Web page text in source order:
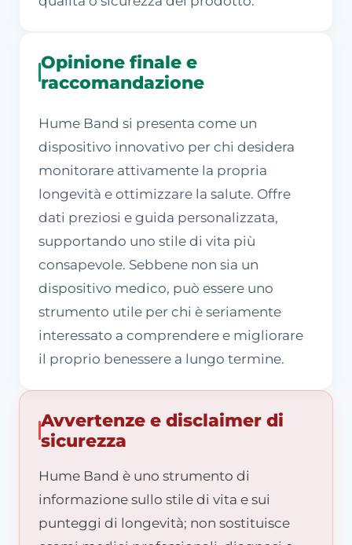
Opinione finale e
raccomandazione
Hume Band si presenta come un
dispositivo innovativo per chi desidera
monitorare attivamente la propria
longevità e ottimizzare la salute. Offre
dati preziosi e guida personalizzata,
supportando uno stile di vita più
consapevole. Sebbene non sia un
dispositivo medico, può essere uno
strumento utile per chi è seriamente
interessato a comprendere e migliorare
il proprio benessere a lungo termine.
Avvertenze e disclaimer di
sicurezza
Hume Band è uno strumento di
informazione sullo stile di vita e sui
punteggi di longevità; non sostituisce